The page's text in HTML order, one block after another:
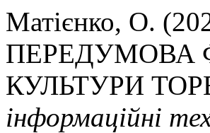
Матієнко, О.
ПЕРЕДУМОВА
КУЛЬТУРИ
інформаційні